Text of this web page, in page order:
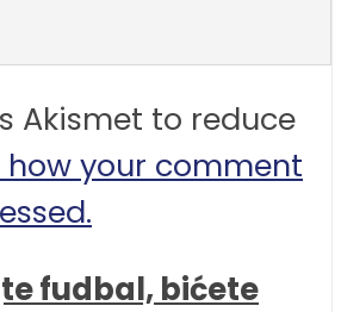
Akismet to reduce
how your comment
fudbal, bićete